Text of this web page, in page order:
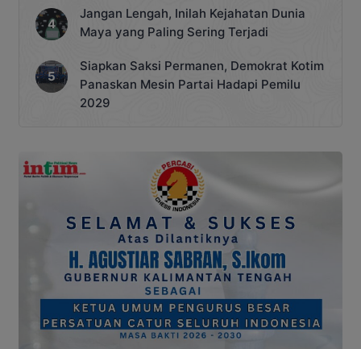
Jangan Lengah, Inilah Kejahatan Dunia
Maya yang Paling Sering Terjadi
Siapkan Saksi Permanen, Demokrat Kotim
Panaskan Mesin Partai Hadapi Pemilu
2029